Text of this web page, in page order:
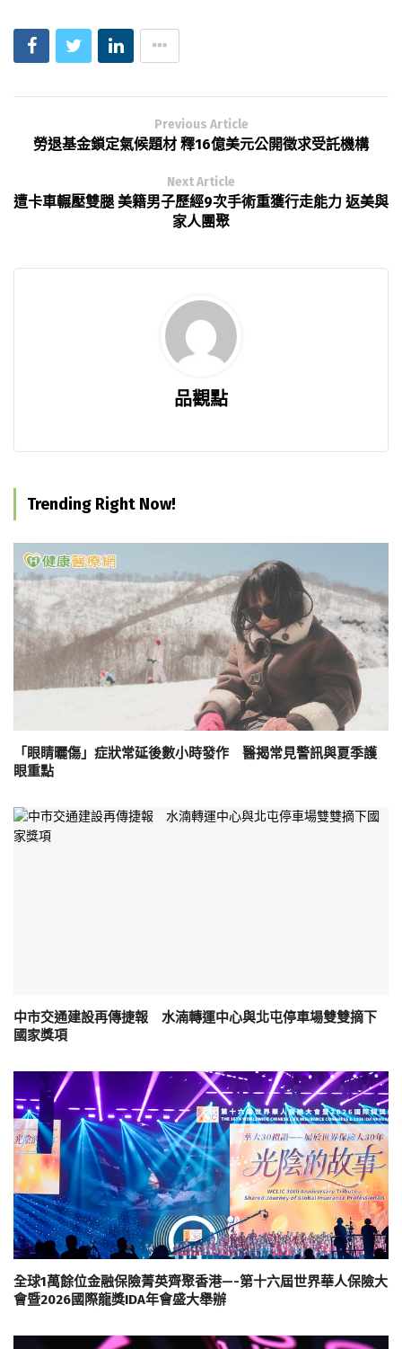
Previous Article
勞退基金鎖定氣候題材 釋16億美元公開徵求受託機構
Next Article
遭卡車輾壓雙腿 美籍男子歷經9次手術重獲行走能力 返美與
家人團聚
品觀點
Trending Right Now!
「眼睛曬傷」症狀常延後數小時發作 醫揭常見警訊與夏季護
眼重點
中市交通建設再傳捷報 水湳轉運中心與北屯停車場雙雙摘下
國家獎項
全球1萬餘位金融保險菁英齊聚香港—-第十六屆世界華人保險大
會暨2026國際龍獎IDA年會盛大舉辦